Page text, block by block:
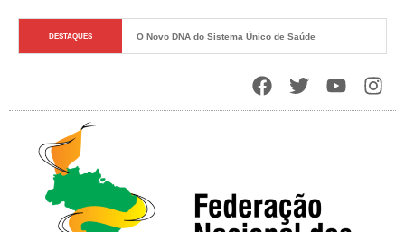
DESTAQUES O Novo DNA do Sistema Único de Saúde